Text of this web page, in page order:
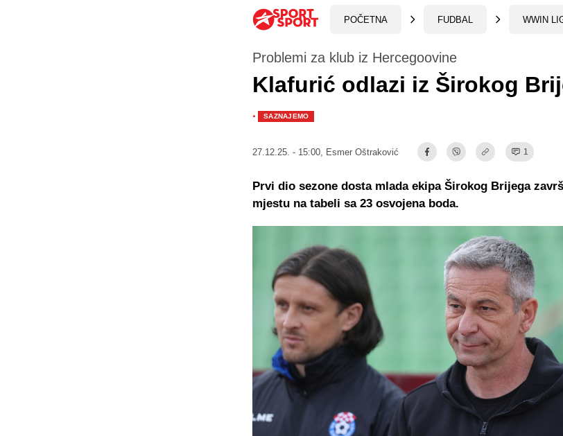
POČETNA FUDBAL WWIN
Problemi za klub iz Hercegoovine
Klafurić odlazi iz Širokog
· SAZNAJEMO
27.12.25. - 15:00, Esmer Oštraković 1
Prvi dio sezone dosta mlada ekipa Širokog Brijega
mjestu na tabeli sa 23 osvojena boda.